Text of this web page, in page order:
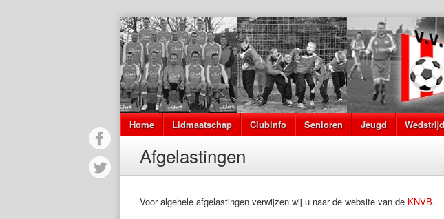
Home Lidmaatschap Clubinfo Senioren Jeugd
Afgelastingen
Voor algehele afgelastingen verwijzen wij u naar de website van de KNVB.